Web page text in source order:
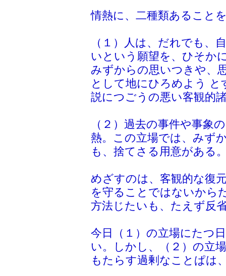
情熱に、二種類あること
（１）人は、だれでも、
いという願望を、ひそか
みずからの思いつきや、
として地にひろめよう と
説につごうの悪い客観的
（２）過去の事件や事象
熱。この立場では、みず
も、捨てさる用意がある
めざすのは、客観的な復
を守ることではないから
方法じたいも、たえず反
今日（１）の立場にたつ
い。しかし、（２）の立
もたらす過剰なことぱは